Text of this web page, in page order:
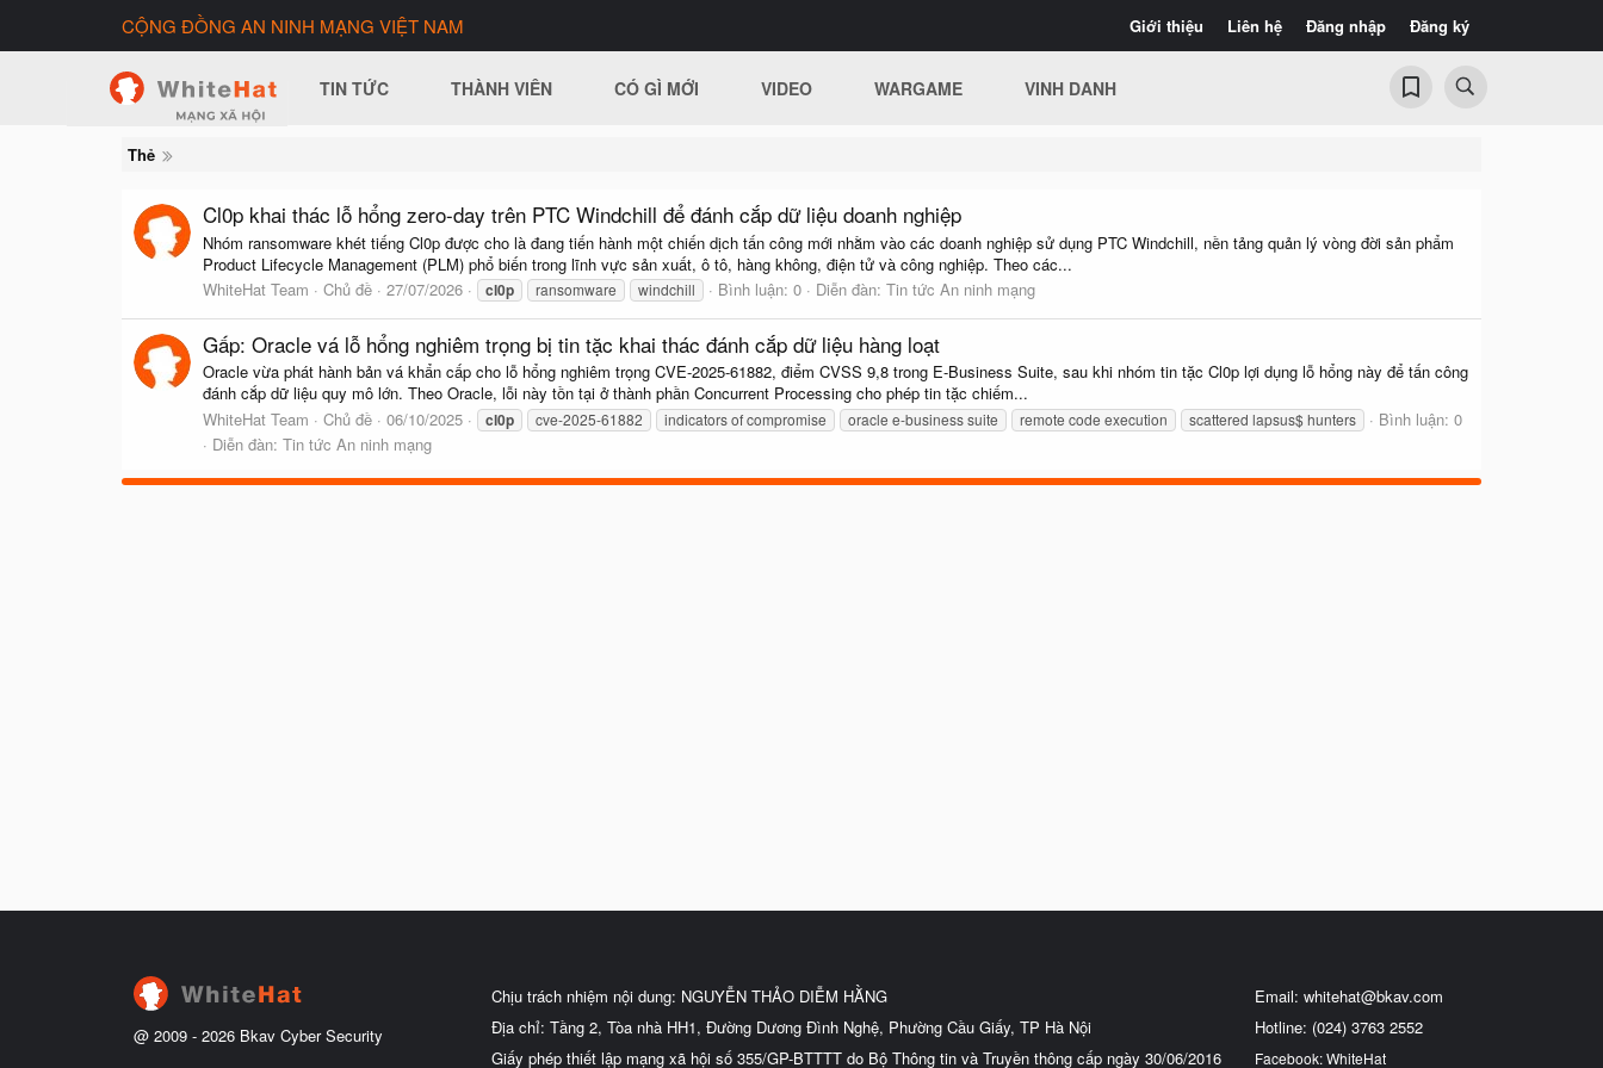
Giới thiệu Liên hệ Đăng nhập Đăng ký
CỘNG ĐỒNG AN NINH MẠNG VIỆT NAM
TIN TỨC THÀNH VIÊN CÓ GÌ MỚI VIDEO WARGAME VINH DANH
Thẻ
Cl0p khai thác lỗ hổng zero-day trên PTC Windchill để đánh cắp dữ liệu doanh nghiệp
Nhóm ransomware khét tiếng Cl0p được cho là đang tiến hành một chiến dịch tấn công mới nhằm vào các doanh nghiệp sử dụng PTC Windchill, nền tảng quản lý vòng đời sản phẩm
Product Lifecycle Management (PLM) phổ biến trong lĩnh vực sản xuất, ô tô, hàng không, điện tử và công nghiệp. Theo các...
WhiteHat Team
Chủ đề 27/07/2026 cl0p ransomware windchill Bình luận: 0 Diễn đàn: Tin tức An ninh mạng
Gấp: Oracle vá lỗ hổng nghiêm trọng bị tin tặc khai thác đánh cắp dữ liệu hàng loạt
Oracle vừa phát hành bản vá khẩn cấp cho lỗ hổng nghiêm trọng CVE-2025-61882, điểm CVSS 9,8 trong E-Business Suite, sau khi nhóm tin tặc Cl0p lợi dụng lỗ hổng này để tấn công
đánh cắp dữ liệu quy mô lớn. Theo Oracle, lỗi này tồn tại ở thành phần Concurrent Processing cho phép tin tặc chiếm...
WhiteHat Team
Chủ đề 06/10/2025 cl0p cve-2025-61882 indicators of compromise oracle e-business suite remote code execution scattered lapsus$ hunters
Bình luận: 0
Diễn đàn: Tin tức An ninh mạng
@ 2009 - 2026 Bkav Cyber Security
Chịu trách nhiệm nội dung: NGUYỄN THẢO DIỄM HẰNG
Địa chỉ: Tầng 2, Tòa nhà HH1, Đường Dương Đình Nghệ, Phường Cầu Giấy, TP Hà Nội
Giấy phép thiết lập mạng xã hội số 355/GP-BTTTT do Bộ Thông tin và Truyền thông cấp ngày 30/06/2016
Email: whitehat@bkav.com
Hotline: (024) 3763 2552
Facebook: WhiteHat